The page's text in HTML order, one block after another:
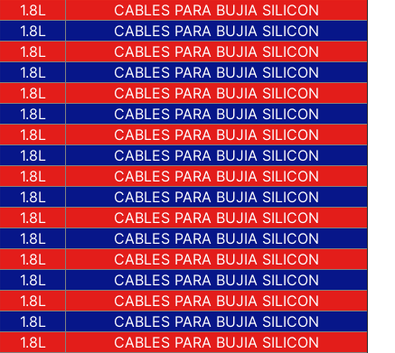
1.8L
CABLES PARA BUJIA SILICON
1.8L
CABLES PARA BUJIA SILICON
1.8L
CABLES PARA BUJIA SILICON
1.8L
CABLES PARA BUJIA SILICON
1.8L
CABLES PARA BUJIA SILICON
1.8L
CABLES PARA BUJIA SILICON
1.8L
CABLES PARA BUJIA SILICON
1.8L
CABLES PARA BUJIA SILICON
1.8L
CABLES PARA BUJIA SILICON
1.8L
CABLES PARA BUJIA SILICON
1.8L
CABLES PARA BUJIA SILICON
1.8L
CABLES PARA BUJIA SILICON
1.8L
CABLES PARA BUJIA SILICON
1.8L
CABLES PARA BUJIA SILICON
1.8L
CABLES PARA BUJIA SILICON
1.8L
CABLES PARA BUJIA SILICON
1.8L
CABLES PARA BUJIA SILICON